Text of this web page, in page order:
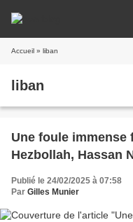
Accueil » liban
liban
Une foule immense
Hezbollah, Hassan
Publié le 24/02/2025 à 07:58
Par Gilles Munier